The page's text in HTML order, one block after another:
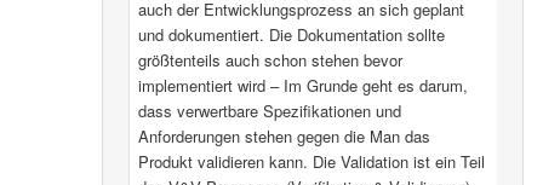
auch der Entwicklungsprozess an sich geplant
und dokumentiert. Die Dokumentation sollte
größtenteils auch schon stehen bevor
implementiert wird – Im Grunde geht es darum,
dass verwertbare Spezifikationen und
Anforderungen stehen gegen die Man das
Produkt validieren kann. Die Validation ist ein Teil